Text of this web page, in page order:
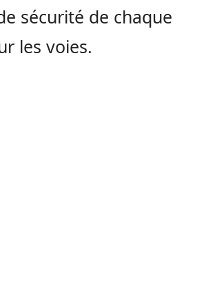
sécurité de chaque
les voies.